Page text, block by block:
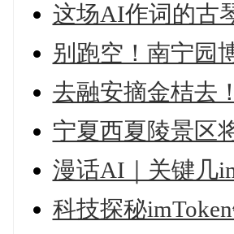
这场AI作词的古
别跑空！南宁园
去融安摘金桔去
宁夏西夏陵景区
漫话AI｜关键几
科技探秘